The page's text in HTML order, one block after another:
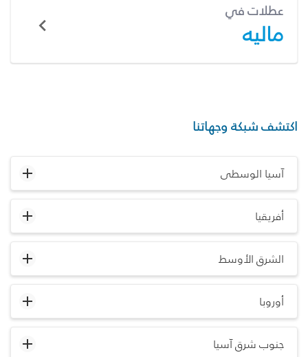
عطلات في
ماليه
اكتشف شبكة وجهاتنا
آسيا الوسطى
أفريقيا
الشرق الأوسط
أوروبا
جنوب شرق آسيا